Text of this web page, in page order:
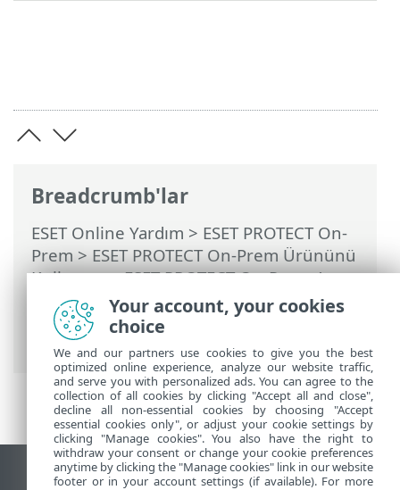
Breadcrumb'lar
ESET Online Yardım > ESET PROTECT On-
Prem > ESET PROTECT On-Prem Ürününü
Kullanma>ESET PROTECT On-Prem Ana
Menü> Daha Fazla>Dinamik Grup
Şablonları >Dinamik Grup Şablonu için
Kurallar > İşlem
Masaüstü sitesini görüntüle
Your account, your cookies
choice
We and our partners use cookies to give you the best
optimized online experience, analyze our website traffic,
and serve you with personalized ads. You can agree to the
collection of all cookies by clicking "Accept all and close",
decline all non-essential cookies by choosing "Accept
essential cookies only", or adjust your cookie settings by
clicking "Manage cookies". You also have the right to
withdraw your consent or change your cookie preferences
anytime by clicking the "Manage cookies" link in our website
footer or in your account settings (if available). For more